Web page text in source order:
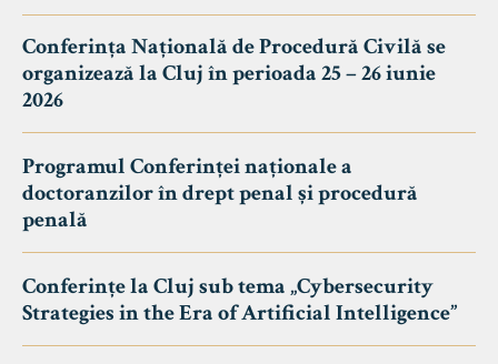
Conferința Națională de Procedură Civilă se
organizează la Cluj în perioada 25 – 26 iunie
2026
Programul Conferinței naționale a
doctoranzilor în drept penal și procedură
penală
Conferințe la Cluj sub tema „Cybersecurity
Strategies in the Era of Artificial Intelligence”